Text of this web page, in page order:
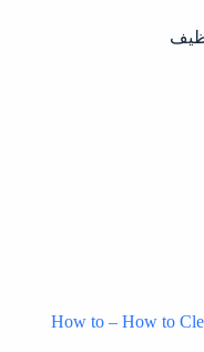
How to – How to